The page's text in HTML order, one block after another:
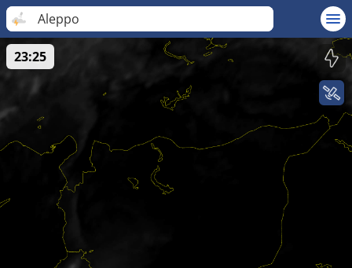
Aleppo
23:25